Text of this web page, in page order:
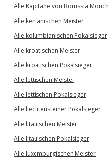
Alle Kapitäne von Borussia
Alle kenianischen Meister
Alle kolumbianischen Pokalsieger
Alle kroatischen Meister
Alle kroatischen Pokalsieger
Alle lettischen Meister
Alle lettischen Pokalsieger
Alle liechtensteiner Pokalsieger
Alle litauischen Meister
Alle litauischen Pokalsieger
Alle luxemburgischen Meister